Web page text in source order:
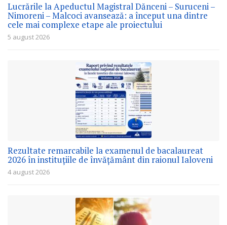
Lucrările la Apeductul Magistral Dănceni – Suruceni –
Nimoreni – Malcoci avansează: a început una dintre
cele mai complexe etape ale proiectului
5 august 2026
Rezultate remarcabile la examenul de bacalaureat
2026 în instituțiile de învățământ din raionul Ialoveni
4 august 2026